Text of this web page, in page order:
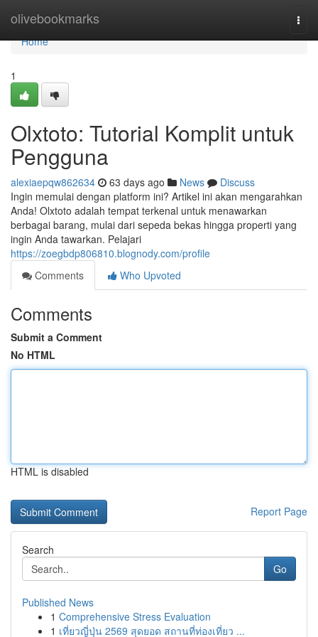
olivebookmarks
Home
Home
1
Olxtoto: Tutorial Komplit untuk
Pengguna
alexiaepqw862634 63 days ago News
Discuss
Ingin memulai dengan platform ini? Artikel ini akan mengarahkan
Anda! Olxtoto adalah tempat terkenal untuk menawarkan
berbagai barang, mulai dari sepeda bekas hingga properti yang
ingin Anda tawarkan. Pelajari
https://zoegbdp806810.blognody.com/profile
Comments
Who Upvoted
Comments
Submit a Comment
No HTML
HTML is disabled
Report Page
Search
Go
Published News
1 Comprehensive Stress Evaluation
1 เที่ยวญี่ปุ่น 2569 สุดยอด สถานที่ท่องเที่ยว ...